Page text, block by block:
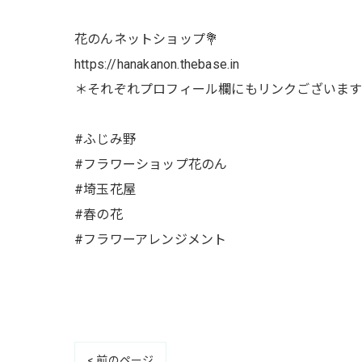
花のんネットショップ💐
https://hanakanon.thebase.in
＊それぞれプロフィール欄にもリンクございま
#ふじみ野
#フラワーショップ花のん
#埼玉花屋
#春の花
#フラワーアレンジメント